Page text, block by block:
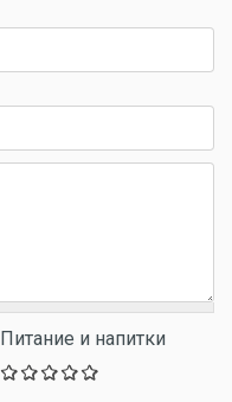
Питание и напитки